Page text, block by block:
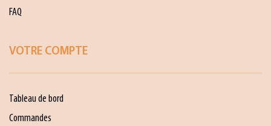
FAQ
VOTRE COMPTE
Tableau de bord
Commandes